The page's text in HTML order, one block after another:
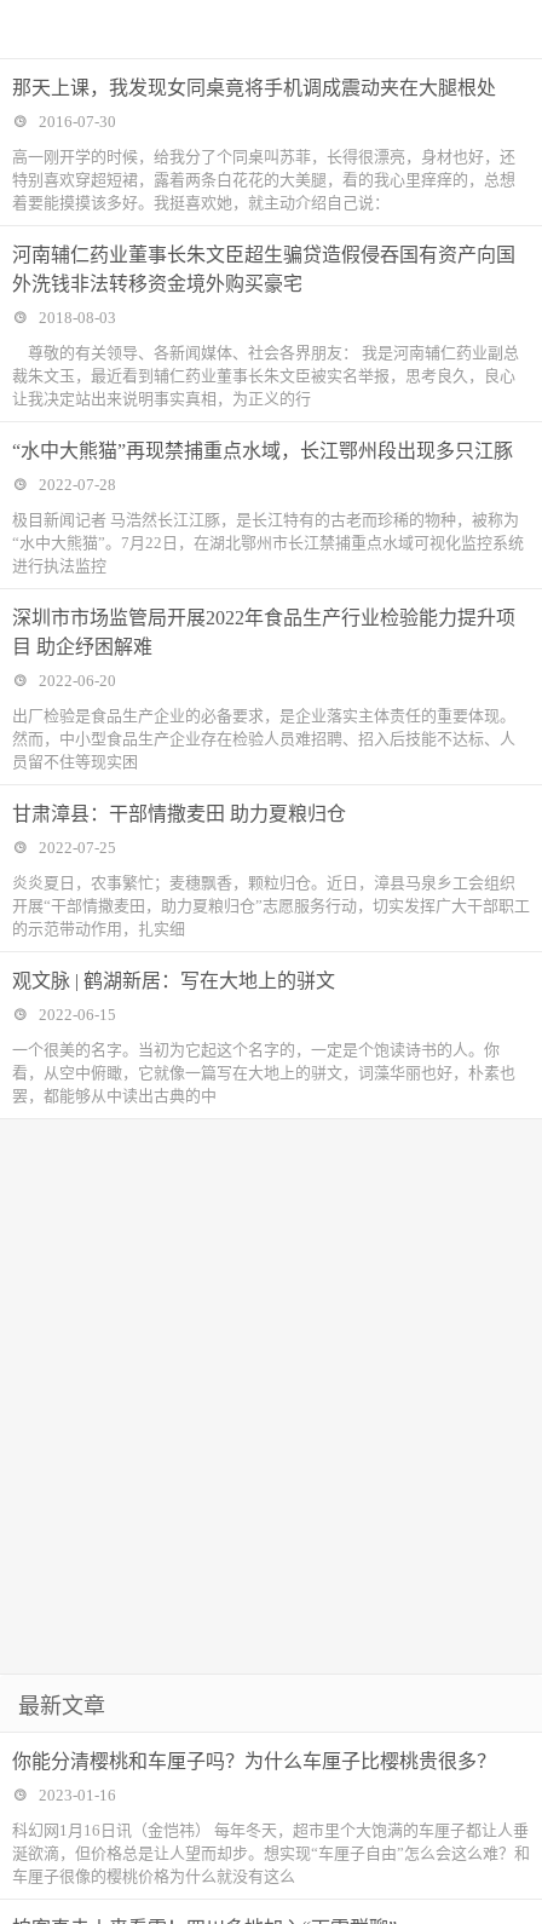
那天上课，我发现女同桌竟将手机调成震动夹在大腿根处
2016-07-30
高一刚开学的时候，给我分了个同桌叫苏菲，长得很漂亮，身材也好，还
特别喜欢穿超短裙，露着两条白花花的大美腿，看的我心里痒痒的，总想
着要能摸摸该多好。我挺喜欢她，就主动介绍自己说：
河南辅仁药业董事长朱文臣超生骗贷造假侵吞国有资产向国
外洗钱非法转移资金境外购买豪宅
2018-08-03
尊敬的有关领导、各新闻媒体、社会各界朋友： 我是河南辅仁药业副总
裁朱文玉，最近看到辅仁药业董事长朱文臣被实名举报，思考良久，良心
让我决定站出来说明事实真相，为正义的行
“水中大熊猫”再现禁捕重点水域，长江鄂州段出现多只江豚
2022-07-28
极目新闻记者 马浩然长江江豚，是长江特有的古老而珍稀的物种，被称为
“水中大熊猫”。7月22日，在湖北鄂州市长江禁捕重点水域可视化监控系统
进行执法监控
深圳市市场监管局开展2022年食品生产行业检验能力提升项
目 助企纾困解难
2022-06-20
出厂检验是食品生产企业的必备要求，是企业落实主体责任的重要体现。
然而，中小型食品生产企业存在检验人员难招聘、招入后技能不达标、人
员留不住等现实困
甘肃漳县：干部情撒麦田 助力夏粮归仓
2022-07-25
炎炎夏日，农事繁忙；麦穗飘香，颗粒归仓。近日，漳县马泉乡工会组织
开展“干部情撒麦田，助力夏粮归仓”志愿服务行动，切实发挥广大干部职工
的示范带动作用，扎实细
观文脉 | 鹤湖新居：写在大地上的骈文
2022-06-15
一个很美的名字。当初为它起这个名字的，一定是个饱读诗书的人。你
看，从空中俯瞰，它就像一篇写在大地上的骈文，词藻华丽也好，朴素也
罢，都能够从中读出古典的中
最新文章
你能分清樱桃和车厘子吗？为什么车厘子比樱桃贵很多？
2023-01-16
科幻网1月16日讯（金恺祎） 每年冬天，超市里个大饱满的车厘子都让人垂
涎欲滴，但价格总是让人望而却步。想实现“车厘子自由”怎么会这么难？和
车厘子很像的樱桃价格为什么就没有这么